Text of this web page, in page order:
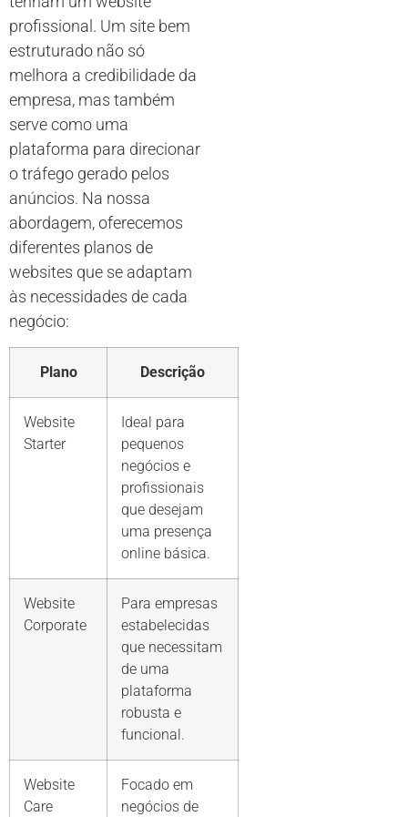
profissional. Um site bem
estruturado não só
melhora a credibilidade da
empresa, mas também
serve como uma
plataforma para direcionar
o tráfego gerado pelos
anúncios. Na nossa
abordagem, oferecemos
diferentes planos de
websites que se adaptam
às necessidades de cada
negócio:
Plano Descrição
Website
Starter
Ideal para
pequenos
negócios e
profissionais
que desejam
uma presença
online básica.
Website
Corporate
Para empresas
estabelecidas
que necessitam
de uma
plataforma
robusta e
funcional.
Website
Care
Focado em
negócios de